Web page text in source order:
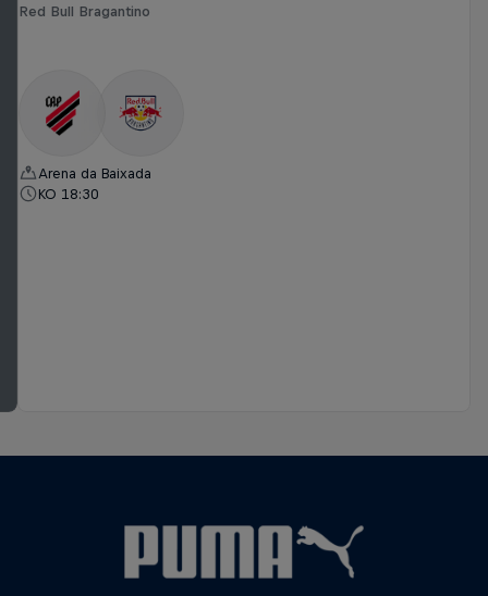
Red Bull Bragantino
Arena da Baixada
KO 18:30